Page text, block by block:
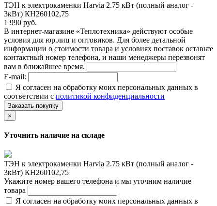
ТЭН к электрокаменки Harvia 2.75 кВт (полный аналог -
3кВт) КН260102,75
1 990 руб.
В интернет-магазине «Теплотехника» действуют особые
условия для юр.лиц и оптовиков. Для более детальной
информации о стоимости товара и условиях поставок оставьте
контактный номер телефона, и наши менеджеры перезвонят
вам в ближайшее время.
E-mail:
Я согласен на обработку моих персональных данных в
соответствии с политикой конфиденциальности
Заказать покупку
×
Уточнить наличие на складе
ТЭН к электрокаменки Harvia 2.75 кВт (полный аналог -
3кВт) КН260102,75
Укажите номер вашего телефона и мы уточним наличие
товара
Я согласен на обработку моих персональных данных в